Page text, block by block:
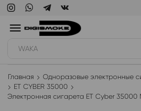
WAKA
Главная Одноразовые электронные
ET CYBER 35000
Электронная сигарета ET Cyber 35000